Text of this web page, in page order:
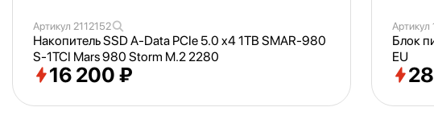
Артикул 2112152
Накопитель SSD A-Data PCIe 5.0 x4 1TB SMAR-980
S-1TCI Mars 980 Storm M.2 2280
16 200 ₽
Артикул
Блок
EU